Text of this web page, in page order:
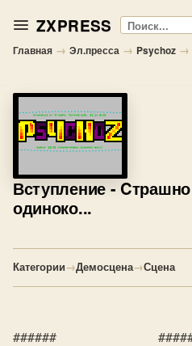
ZXPRESS Поиск
Главная → Эл.пресса → Psychoz →
Вступление-
одиноко...
Категории→Демосцена→Сцена
######